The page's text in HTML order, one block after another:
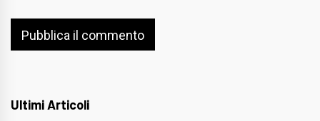
Ultimi Articoli